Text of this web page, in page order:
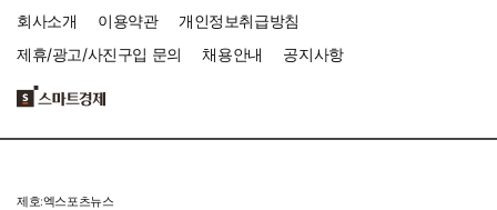
회사소개 이용약관
개인정보취급방침
제휴/광고/사진구입 문의
채용안내 공지사항
제호:엑스포츠뉴스